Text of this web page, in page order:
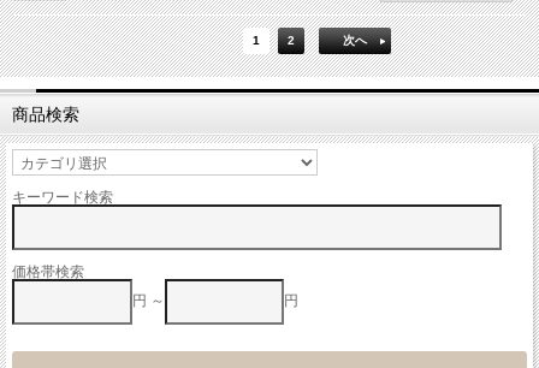
1 2 次へ
商品検索
キーワード検索
価格帯検索
円 ～
円